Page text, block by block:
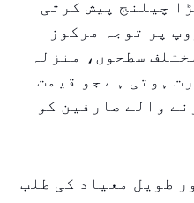
چیلنج پیش کرتی
پر توجہ مرکوز
سطحوں، منزلہ
ہوتی ہے جو قیمت
والے صارفین کو
طویل معیاد کی طلب